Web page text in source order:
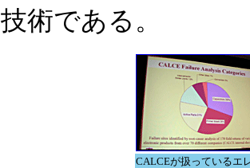
技術である。
CALCEが扱っているエ